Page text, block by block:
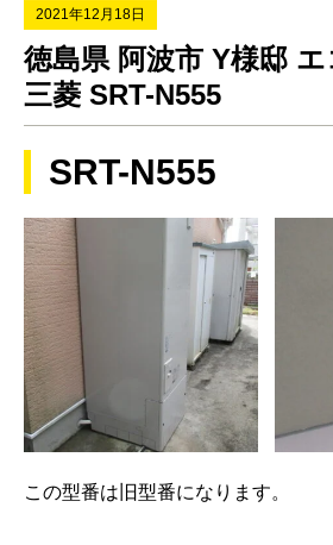
2021年12月18日
徳島県 阿波市 Y様邸
三菱 SRT-N555
SRT-N555
この型番は旧型番になります。